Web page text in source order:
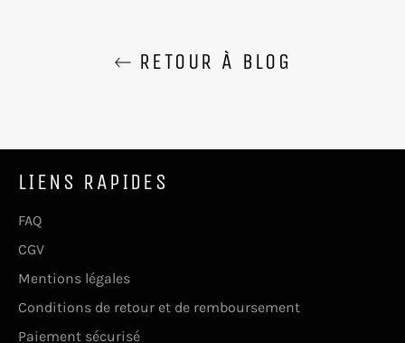
RETOUR À BLOG
LIENS RAPIDES
FAQ
CGV
Mentions légales
Conditions de retour et de remboursement
Paiement sécurisé